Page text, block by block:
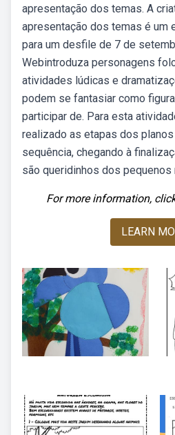
apresentação dos temas. A
apresentação dos temas é um
para um desfile de 7 de
Webintroduza personagens
atividades lúdicas e
podem se fantasiar como
participar de. Para esta
realizado as etapas dos
sequência, chegando à
são queridinhos dos pequenos
For more information,
LEARN